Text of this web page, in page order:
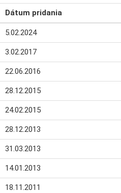
Dátum pridania
5.02.2024
3.02.2017
22.06.2016
28.12.2015
24.02.2015
28.12.2013
31.03.2013
14.01.2013
18.11.2011